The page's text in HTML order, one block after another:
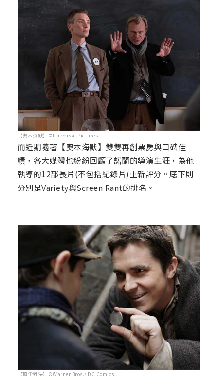
【奧本海默】©Universal Pictures
而近期隨著【奧本海默】雙雙再創票房與口碑佳
績，各大媒體也紛紛回顧了諾蘭的導演生涯，為他
執導的12部長片(不包括紀錄片)重新評分。底下則
分別是Variety與Screen Rant的排名。
【頂尖對決】©Warner Bros./ DC Comics